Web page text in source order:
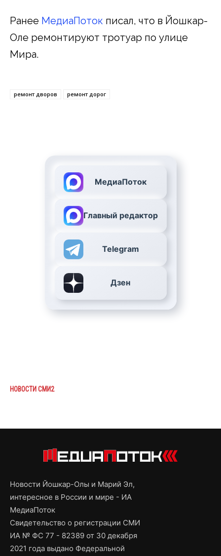
Ранее МедиаПоток писал, что в Йошкар-
Оле ремонтируют тротуар по улице
Мира.
ремонт дворов ремонт дорог
МедиаПоток
Главный редактор
Telegram
Дзен
НОВОСТИ СМИ2
Новости Йошкар-Олы и Марий Эл,
интересное в России и мире - ИА
МедиаПоток
Свидетельство о регистрации СМИ
ИА № ФС 77 - 82389 от 30 декабря
2021 года выдано Федеральной